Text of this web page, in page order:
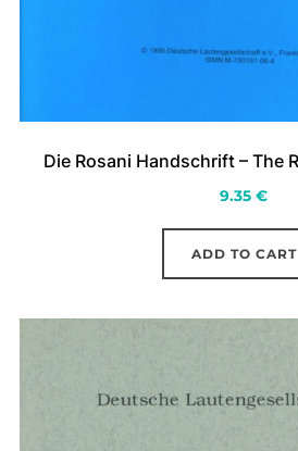
Die Rosani Handschrift – The
9.35 €
ADD TO CART